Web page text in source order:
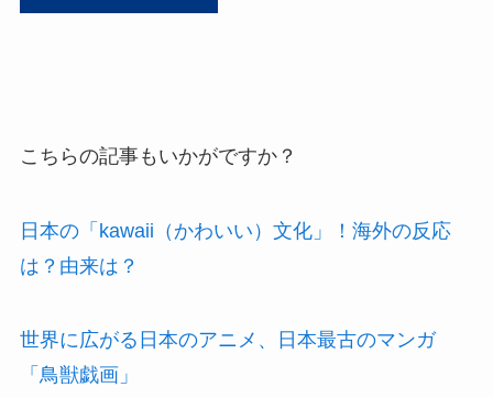
こちらの記事もいかがですか？
日本の「kawaii（かわいい）文化」！海外の反応
は？由来は？
世界に広がる日本のアニメ、日本最古のマンガ
「鳥獣戯画」